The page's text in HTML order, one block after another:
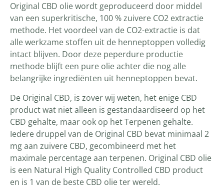
Original CBD olie wordt geproduceerd door middel
van een superkritische, 100 % zuivere CO2 extractie
methode. Het voordeel van de CO2-extractie is dat
alle werkzame stoffen uit de henneptoppen volledig
intact blijven. Door deze peperdure productie
methode blijft een pure olie achter die nog alle
belangrijke ingrediënten uit henneptoppen bevat.
De Original CBD, is zover wij weten, het enige CBD
product wat niet alleen is gestandaardiseerd op het
CBD gehalte, maar ook op het Terpenen gehalte.
Iedere druppel van de Original CBD bevat minimaal 2
mg aan zuivere CBD, gecombineerd met het
maximale percentage aan terpenen. Original CBD olie
is een Natural High Quality Controlled CBD product
en is 1 van de beste CBD olie ter wereld.